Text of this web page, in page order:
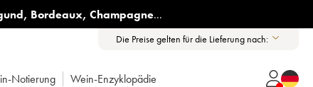
, Bordeaux, Champagne...
Die Preise gelten für die Lieferung nach:
Notierung Wein-Enzyklopädie